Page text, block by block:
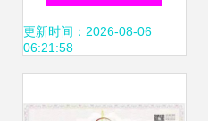
流，深度解析最新
更新时间：2026-08-06
06:21:58